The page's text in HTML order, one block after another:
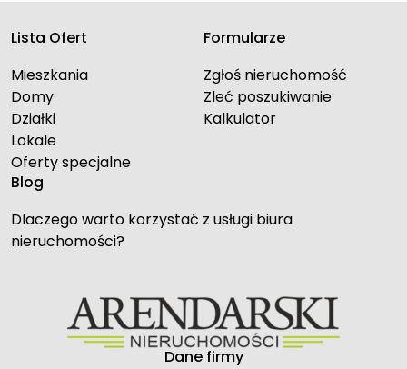
Lista Ofert
Mieszkania
Domy
Działki
Lokale
Oferty specjalne
Formularze
Zgłoś nieruchomość
Zleć poszukiwanie
Kalkulator
Blog
Dlaczego warto korzystać z usługi biura
nieruchomości?
Dane firmy